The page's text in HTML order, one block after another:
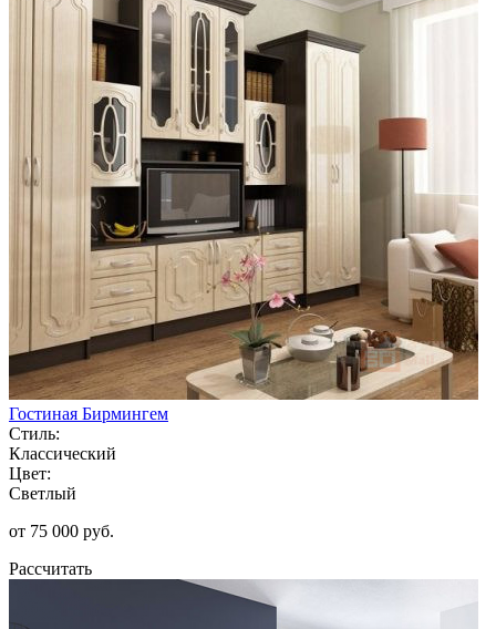
Гостиная Бирмингем
Стиль:
Классический
Цвет:
Светлый
от 75 000 руб.
Рассчитать